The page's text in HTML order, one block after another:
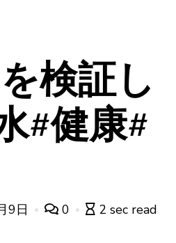
検証し
#健康#
9日 0 2 sec read